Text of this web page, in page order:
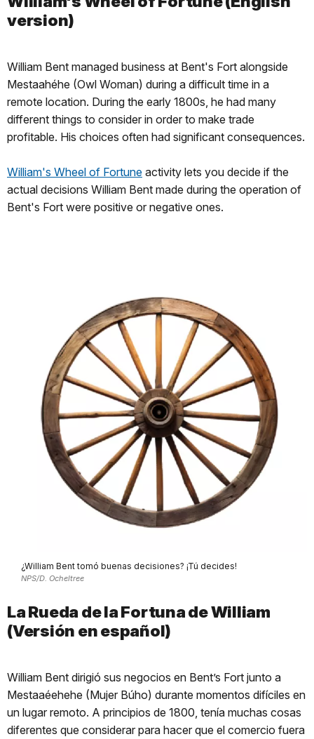
version)
William Bent managed business at Bent's Fort alongside
Mestaahéhe (Owl Woman) during a difficult time in a
remote location. During the early 1800s, he had many
different things to consider in order to make trade
profitable. His choices often had significant consequences.
William's Wheel of Fortune activity lets you decide if the
actual decisions William Bent made during the operation of
Bent's Fort were positive or negative ones.
¿William Bent tomó buenas decisiones? ¡Tú decides!
NPS/D. Ocheltree
La Rueda de la Fortuna de William
(Versión en español)
William Bent dirigió sus negocios en Bent’s Fort junto a
Mestaaéehehe (Mujer Búho) durante momentos difíciles en
un lugar remoto. A principios de 1800, tenía muchas cosas
diferentes que considerar para hacer que el comercio fuera